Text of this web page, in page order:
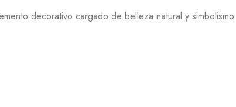
decorativo cargado de belleza natural y simbolismo.